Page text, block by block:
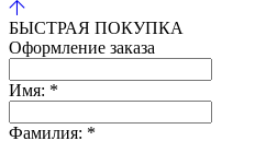
БЫСТРАЯ ПОКУПКА
Оформление заказа
Имя: *
Фамилия: *